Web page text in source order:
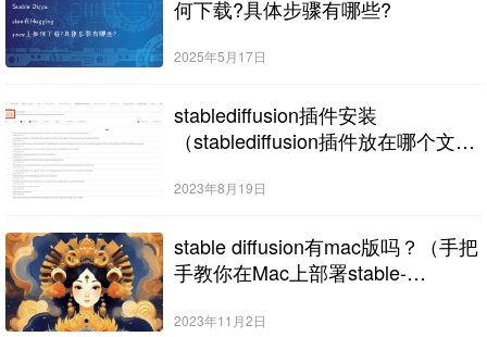
何下载?具体步骤有哪些?
2025年5月17日
stablediffusion插件安装
（stablediffusion插件放在哪个文件
2023年8月19日
stable diffusion有mac版吗？（手把
手教你在Mac上部署stable-
2023年11月2日